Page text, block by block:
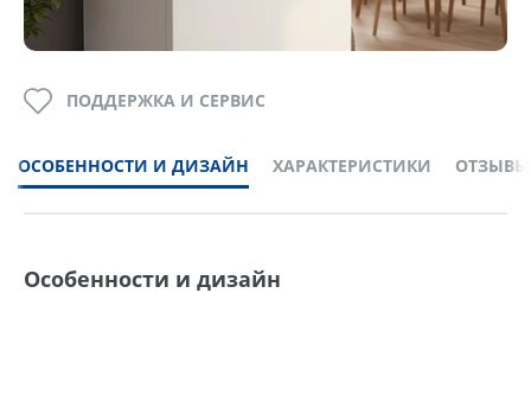
ОСОБЕННОСТИ И ДИЗАЙН ХАРАКТЕРИСТИКИ ОТЗЫВЫ
ПОДДЕРЖКА И СЕРВИС
Особенности и дизайн